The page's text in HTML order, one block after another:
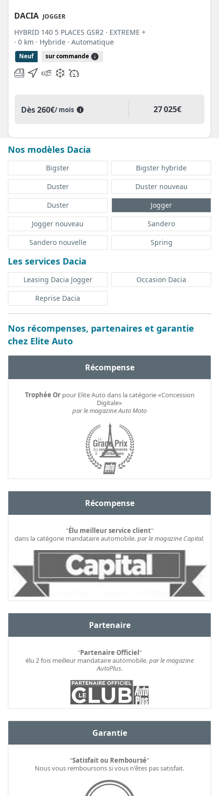
DACIA JOGGER
HYBRID 140 5 PLACES GSR2 · EXTREME +
· 0 km · Hybride · Automatique
Neuf sur commande
Dès260€/ mois i 27 025€
Nos modèles Dacia
Bigster
Bigster hybride
Duster
Duster nouveau
Duster
Jogger
Jogger nouveau
Sandero
Sandero nouvelle
Spring
Les services Dacia
Leasing Dacia Jogger
Occasion Dacia
Reprise Dacia
Nos récompenses, partenaires et garantie
chez Elite Auto
Récompense
Trophée Orpour Elite Auto dans la catégorie «Concession
Digitale»
par le magazine Auto Moto
Récompense
"Élu meilleur service client"
dans la catégorie mandataire automobile.par le magazine Capital.
Partenaire
"Partenaire Officiel"
élu 2 fois meilleur mandataire automobile.par le magazine
AutoPlus.
Garantie
"Satisfait ou Remboursé"
Nous vous remboursons si vous n'êtes pas satisfait.